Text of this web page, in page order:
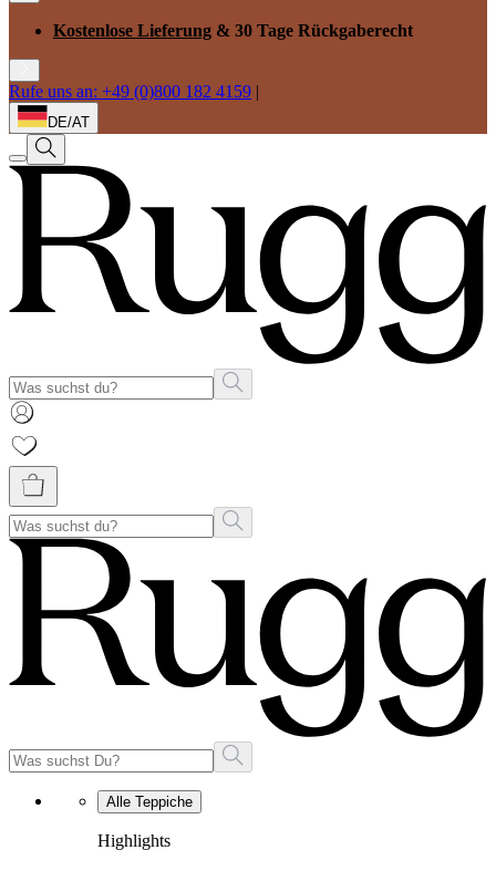
Kostenlose Lieferung & 30 Tage Rückgaberecht
Rufe uns an: +49 (0)800 182 4159 |
DE/AT
Alle Teppiche
Highlights